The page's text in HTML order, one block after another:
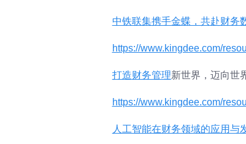
中铁联集携手金蝶，共赴财务
https://www.kingdee.com/
打造财务管理新世界，迈向世
https://www.kingdee.com/
人工智能在财务领域的应用与